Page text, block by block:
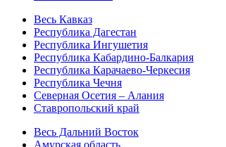
Весь Кавказ
Республика Дагестан
Республика Ингушетия
Республика Кабардино-Балкария
Республика Карачаево-Черкесия
Республика Чечня
Северная Осетия – Алания
Ставропольский край
Весь Дальний Восток
Амурская область